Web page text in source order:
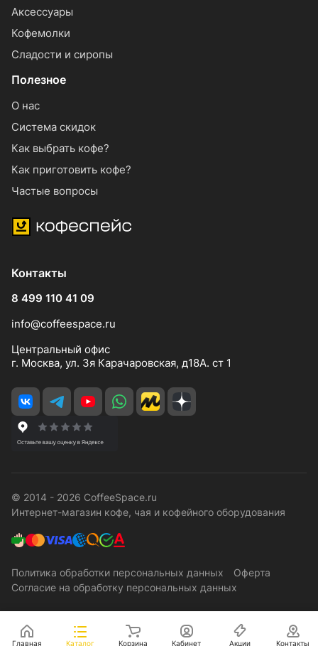
Аксессуары
Кофемолки
Сладости и сиропы
Полезное
О нас
Система скидок
Как выбрать кофе?
Как приготовить кофе?
Частые вопросы
Контакты
8 499 110 41 09
info@coffeespace.ru
Центральный офис
г. Москва, ул. 3я Карачаровская, д18А. ст 1
© 2014 - 2026 CoffeeSpace.ru
Интернет-магазин кофе, чая и кофейного оборудования
Политика обработки персональных данных
Оферта
Согласие на обработку персональных данных
Главная Каталог Корзина Кабинет Акции Контакты